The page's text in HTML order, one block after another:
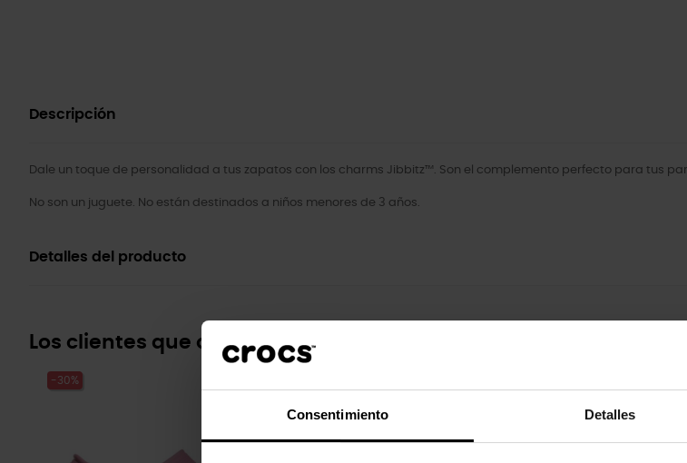
Consentimiento Detalles
Descripción
Dale un toque de personalidad a tus zapatos con los charms Jibbitz™. Son el complemento perfecto para tus
No son un juguete. No están destinados a niños menores de 3 años.
Detalles del producto
Los clientes que compraron este producto también han
-30%